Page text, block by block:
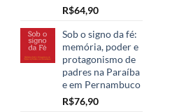
R$64,90
Sob o signo da fé:
memória, poder e
protagonismo de
padres na Paraíba
e em Pernambuco
R$76,90